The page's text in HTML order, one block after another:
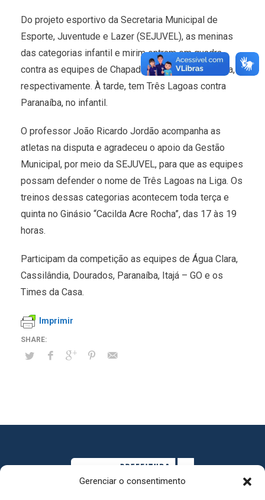
Gerenciar o consentimento
Do projeto esportivo da Secretaria Municipal de
Esporte, Juventude e Lazer (SEJUVEL), as meninas
das categorias infantil e mirim entram em quadra
contra as equipes de Chapadão do Sul e Água Clara,
respectivamente. À tarde, tem Três Lagoas contra
Paranaíba, no infantil.
O professor João Ricardo Jordão acompanha as
atletas na disputa e agradeceu o apoio da Gestão
Municipal, por meio da SEJUVEL, para que as equipes
possam defender o nome de Três Lagoas na Liga. Os
treinos dessas categorias acontecem toda terça e
quinta no Ginásio “Cacilda Acre Rocha”, das 17 às 19
horas.
Participam da competição as equipes de Água Clara,
Cassilândia, Dourados, Paranaíba, Itajá – GO e os
Times da Casa.
Imprimir